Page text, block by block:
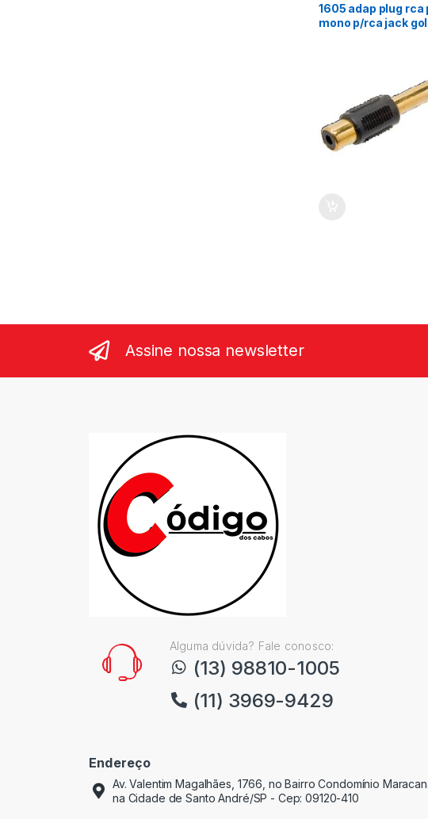
1605 adap plug rca
mono p/rca jack
Assine nossa newsletter
Alguma dúvida? Fale conosco:
(13) 98810-1005
(11) 3969-9429
Endereço
Av. Valentim Magalhães, 1766, no Bairro Condomínio
na Cidade de Santo André/SP - Cep: 09120-410